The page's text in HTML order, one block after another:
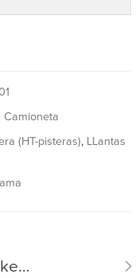
Camioneta
(HT-pisteras), LLantas